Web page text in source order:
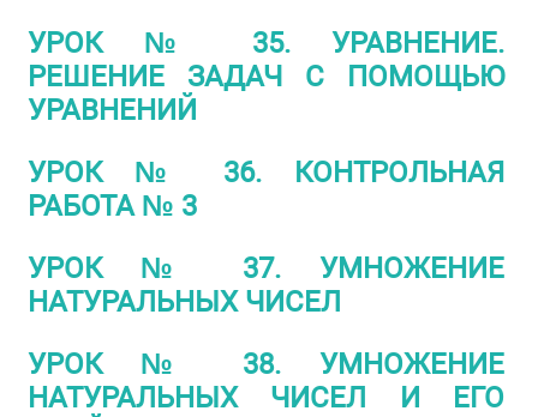
УРОК № 35. УРАВНЕНИЕ.
РЕШЕНИЕ ЗАДАЧ С ПОМОЩЬЮ
УРАВНЕНИЙ
УРОК № 36. КОНТРОЛЬНАЯ
РАБОТА № 3
УРОК № 37. УМНОЖЕНИЕ
НАТУРАЛЬНЫХ ЧИСЕЛ
УРОК № 38. УМНОЖЕНИЕ
НАТУРАЛЬНЫХ ЧИСЕЛ И ЕГО